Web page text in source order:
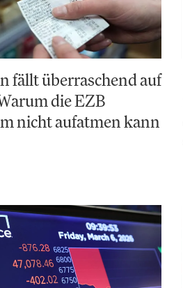
fällt überraschend auf
die EZB
nicht aufatmen kann